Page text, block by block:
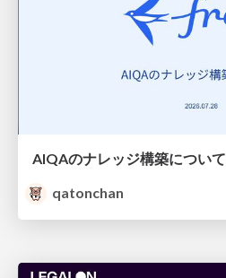
AIQAのナレッジ構築について
qatonchan